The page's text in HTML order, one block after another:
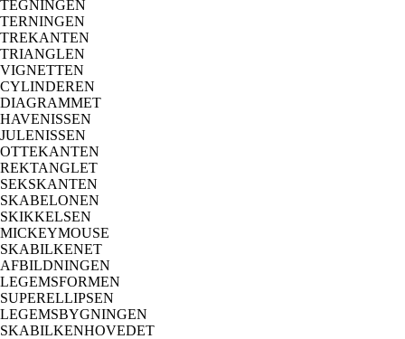
TEGNINGEN
TERNINGEN
TREKANTEN
TRIANGLEN
VIGNETTEN
CYLINDEREN
DIAGRAMMET
HAVENISSEN
JULENISSEN
OTTEKANTEN
REKTANGLET
SEKSKANTEN
SKABELONEN
SKIKKELSEN
MICKEYMOUSE
SKABILKENET
AFBILDNINGEN
LEGEMSFORMEN
SUPERELLIPSEN
LEGEMSBYGNINGEN
SKABILKENHOVEDET